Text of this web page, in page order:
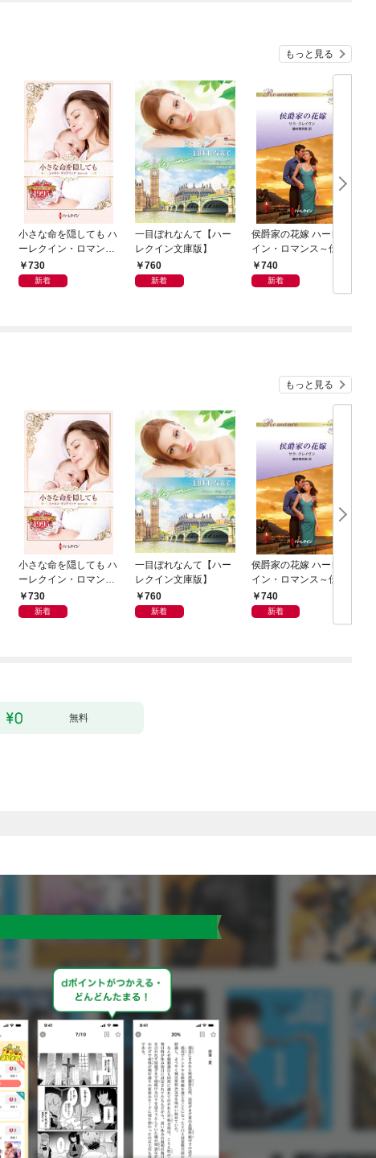
もっと見る
小さな命を隠しても ハ
ーレクイン・ロマン
ス・タイムマシン
730
新着
一目ぼれなんて【ハー
レクイン文庫版】
760
新着
侯爵家の花嫁 ハーレク
イン・ロマンス～伝説
の名作選～【ハーレク
イン・ロマンス版】
740
新着
もっと見る
小さな命を隠しても ハ
ーレクイン・ロマン
ス・タイムマシン
730
新着
一目ぼれなんて【ハー
レクイン文庫版】
760
新着
侯爵家の花嫁 ハーレク
イン・ロマンス～伝説
の名作選～【ハーレク
イン・ロマンス版】
740
新着
無料